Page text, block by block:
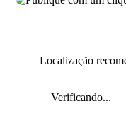
Localização
Verificando...